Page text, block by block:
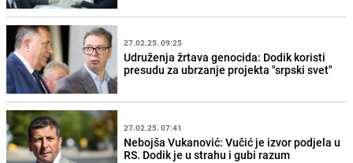
27.02.25. 09:25
Udruženja žrtava genocida: Dodik koristi
presudu za ubrzanje projekta "srpski svet"
27.02.25. 07:41
Nebojša Vukanović: Vučić je izvor podjela u
RS. Dodik je u strahu i gubi razum